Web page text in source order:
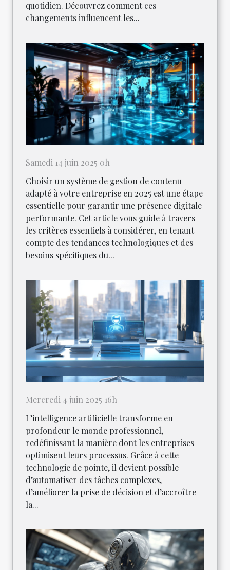
quotidien. Découvrez comment ces
changements influencent les...
Samedi 14 juin 2025 0h
Choisir un système de gestion de contenu
adapté à votre entreprise en 2025 est une étape
essentielle pour garantir une présence digitale
performante. Cet article vous guide à travers
les critères essentiels à considérer, en tenant
compte des tendances technologiques et des
besoins spécifiques du...
Mercredi 4 juin 2025 16h
L’intelligence artificielle transforme en
profondeur le monde professionnel,
redéfinissant la manière dont les entreprises
optimisent leurs processus. Grâce à cette
technologie de pointe, il devient possible
d’automatiser des tâches complexes,
d’améliorer la prise de décision et d’accroître
la...